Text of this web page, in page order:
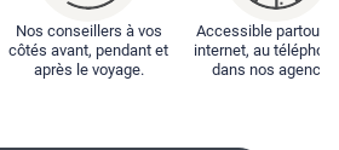
Nos conseillers à vos
côtés avant, pendant et
après le voyage.
Accessible partout :
internet, au
dans nos